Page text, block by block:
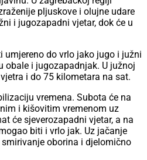
pljuskove i olujne udare
i jugozapadni vjetar, dok će u
umjereno do vrlo jako jugo i južni
obale i jugozapadnjak. U južnoj
i do 75 kilometara na sat.
vremena. Subota će na
i kišovitim vremenom uz
će sjeverozapadni vjetar, a na
biti i vrlo jak. Uz jačanje
oborina i djelomično